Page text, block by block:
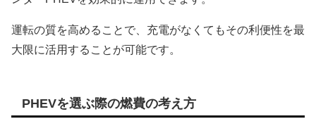
運転の質を高めることで、充電がなくてもその利便性を最
大限に活用することが可能です。
PHEVを選ぶ際の燃費の考え方